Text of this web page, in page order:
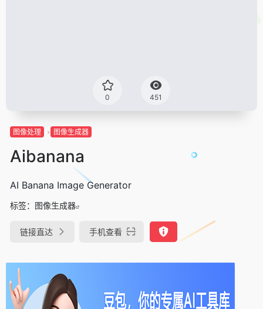
0 451
图像处理 图像生成器
Aibanana
AI Banana Image Generator
标签： 图像生成器
链接直达 手机查看